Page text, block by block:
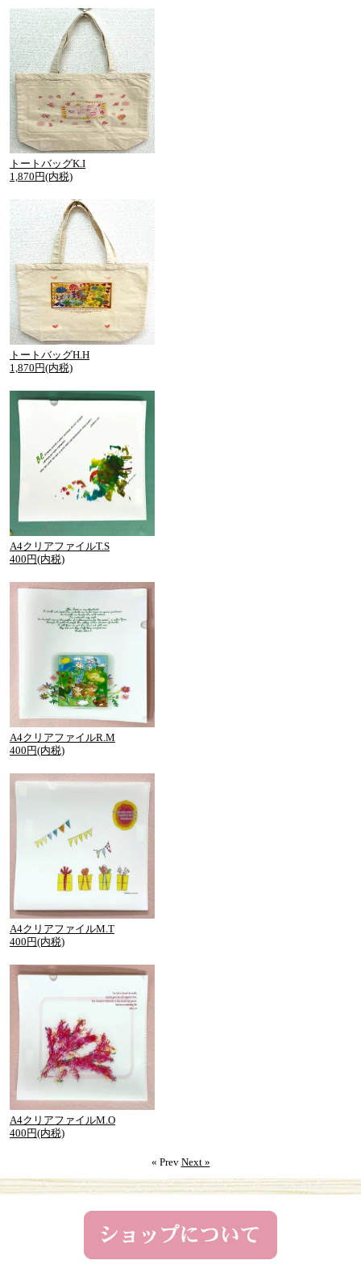
トートバッグK.I
1,870円(内税)
トートバッグH.H
1,870円(内税)
A4クリアファイルT.S
400円(内税)
A4クリアファイルR.M
400円(内税)
A4クリアファイルM.T
400円(内税)
A4クリアファイルM.O
400円(内税)
« Prev Next »